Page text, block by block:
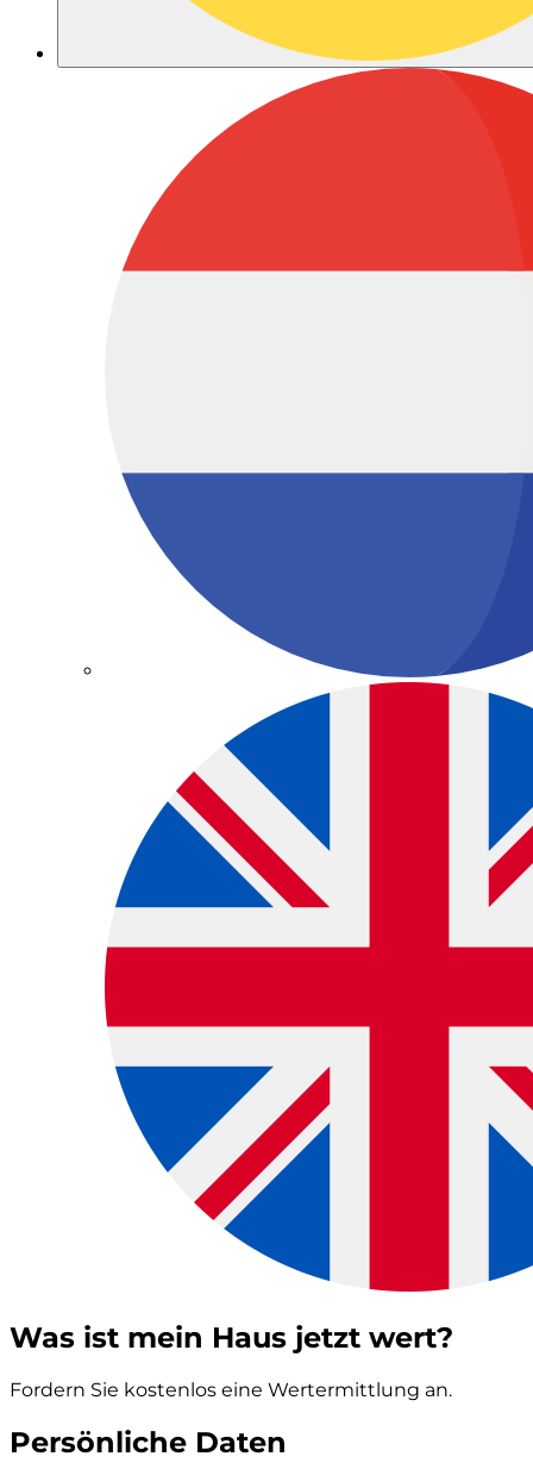
Was ist mein Haus jetzt wert?
Fordern Sie kostenlos eine Wertermittlung an.
Persönliche Daten